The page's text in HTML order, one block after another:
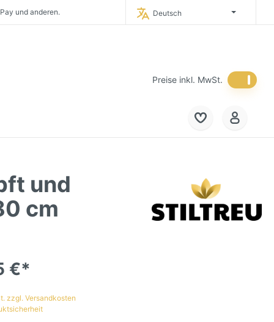
und anderen.
Deutschlands.
Deutschland.
Deutsch
Preise inkl. MwSt.
und
cm
€*
zzgl. Versandkosten